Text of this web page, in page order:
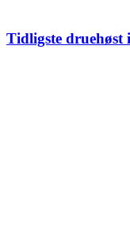
Tidligste druehøst